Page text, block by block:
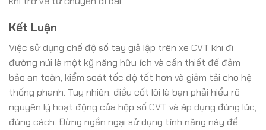
Kết Luận
Việc sử dụng chế độ số tay giả lập trên xe CVT khi đi
đường núi là một kỹ năng hữu ích và cần thiết để đảm
bảo an toàn, kiểm soát tốc độ tốt hơn và giảm tải cho hệ
thống phanh. Tuy nhiên, điều cốt lõi là bạn phải hiểu rõ
nguyên lý hoạt động của hộp số CVT và áp dụng đúng lúc,
đúng cách. Đừng ngần ngại sử dụng tính năng này để